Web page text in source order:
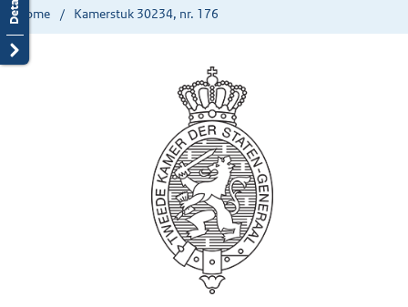
Home Kamerstuk 30234, nr. 176